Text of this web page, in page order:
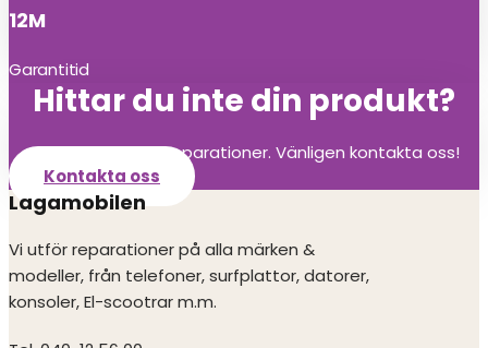
12M
Garantitid
Hittar du inte din produkt?
Vi utför alla olika reparationer. Vänligen kontakta oss!
Kontakta oss
Lagamobilen
Vi utför reparationer på alla märken &
modeller, från telefoner, surfplattor, datorer,
konsoler, El-scootrar m.m.